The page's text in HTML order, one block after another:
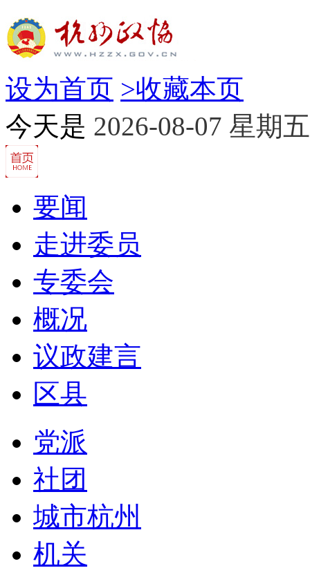
设为首页 >收藏本页
今天是 2026-08-07 星期五
要闻
走进委员
专委会
概况
议政建言
区县
党派
社团
城市杭州
机关